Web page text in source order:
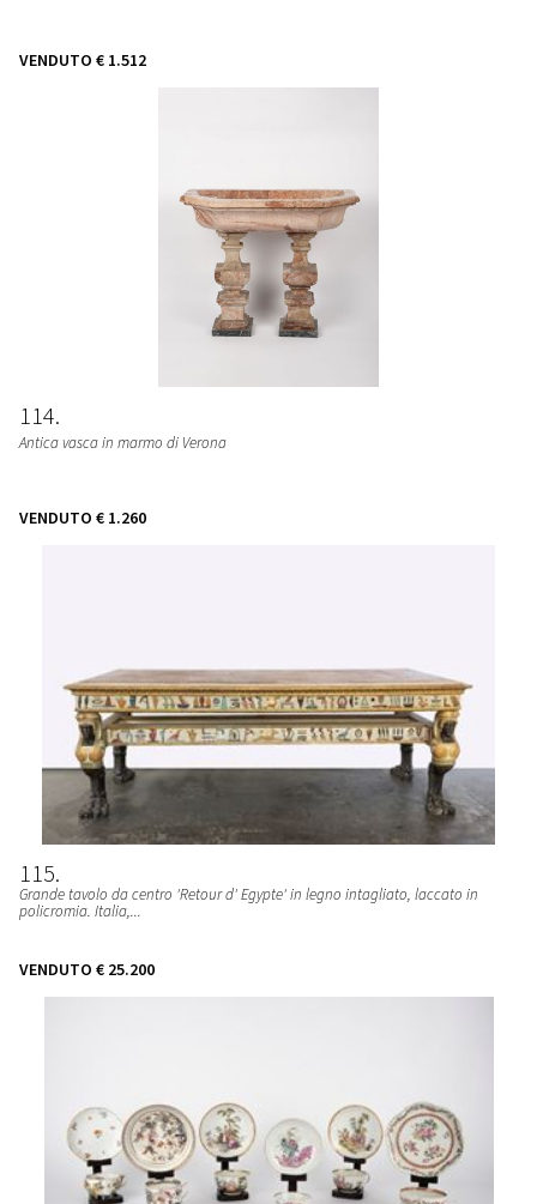
VENDUTO € 1.512
114
Antica vasca in marmo di Verona
VENDUTO € 1.260
115
Grande tavolo da centro 'Retour d' Egypte' in legno intagliato, laccato in
policromia. Italia,...
VENDUTO € 25.200